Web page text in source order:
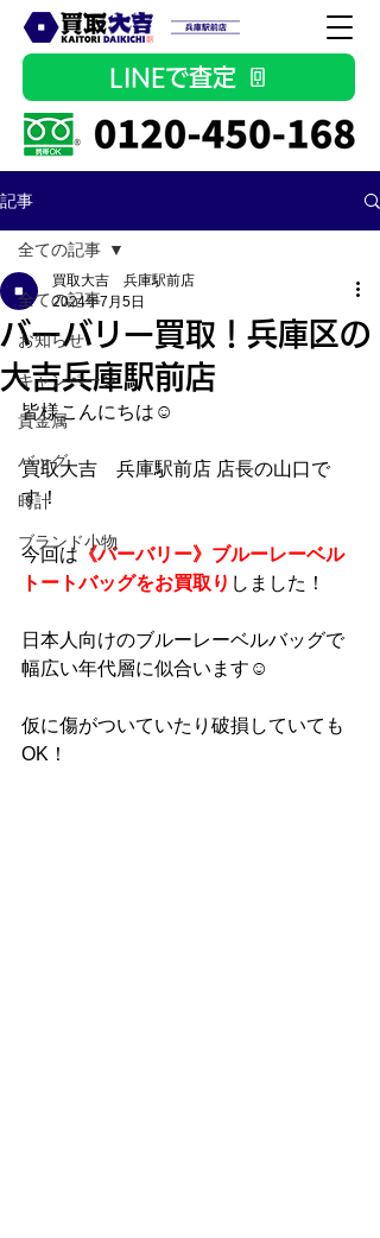
LINEで査定
記事
全ての記事
お知らせ
キャンペーン
貴金属
バッグ
時計
ブランド小物
全ての記事
バーバリー買取！兵庫区の
大吉兵庫駅前店
買取大吉 兵庫駅前店
2024年7月5日
皆様こんにちは☺
買取大吉　兵庫駅前店 店長の山口で
す！
今回は 《バーバリー》ブルーレーベル
トートバッグをお買取り しました！
日本人向けのブルーレーベルバッグで
幅広い年代層に似合います☺
仮に傷がついていたり破損していても
OK！